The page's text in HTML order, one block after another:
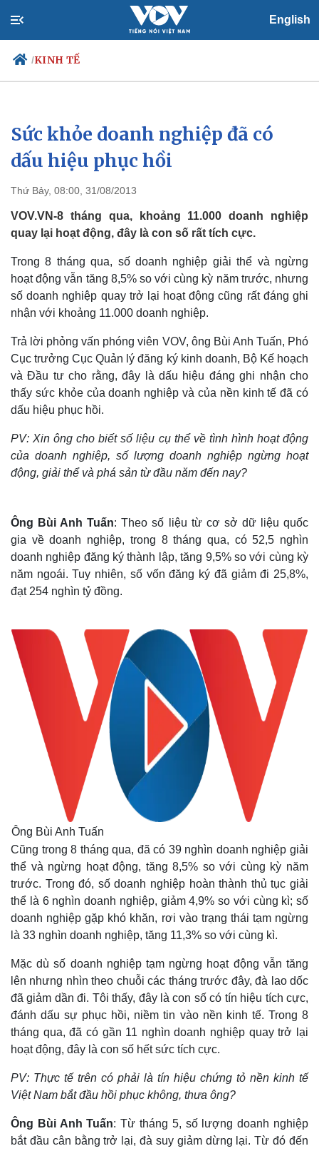
English
/KINH TẾ
Chính trị
Đảng
Tổ chức nhân sự
Nhận diện sự thật
Xã hội
Việc làm
Biển đảo
Sức khỏe doanh nghiệp đã có
dấu hiệu phục hồi
Thứ Bảy, 08:00, 31/08/2013
VOV.VN-8 tháng qua, khoảng 11.000 doanh nghiệp
quay lại hoạt động, đây là con số rất tích cực.
Trong 8 tháng qua, số doanh nghiệp giải thể và ngừng
hoạt động vẫn tăng 8,5% so với cùng kỳ năm trước, nhưng
số doanh nghiệp quay trở lại hoạt động cũng rất đáng ghi
nhận với khoảng 11.000 doanh nghiệp.
Trả lời phỏng vấn phóng viên VOV, ông Bùi Anh Tuấn, Phó
Cục trưởng Cục Quản lý đăng ký kinh doanh, Bộ Kế hoạch
và Đầu tư cho rằng, đây là dấu hiệu đáng ghi nhận cho
thấy sức khỏe của doanh nghiệp và của nền kinh tế đã có
dấu hiệu phục hồi.
PV: Xin ông cho biết số liệu cụ thể về tình hình hoạt động
của doanh nghiệp, số lượng doanh nghiệp ngừng hoạt
động, giải thể và phá sản từ đầu năm đến nay?
Ông Bùi Anh Tuấn: Theo số liệu từ cơ sở dữ liệu quốc
gia về doanh nghiệp, trong 8 tháng qua, có 52,5 nghìn
doanh nghiệp đăng ký thành lập, tăng 9,5% so với cùng kỳ
năm ngoái. Tuy nhiên, số vốn đăng ký đã giảm đi 25,8%,
đạt 254 nghìn tỷ đồng.
Ông Bùi Anh Tuấn
Cũng trong 8 tháng qua, đã có 39 nghìn doanh nghiệp giải
thể và ngừng hoạt động, tăng 8,5% so với cùng kỳ năm
trước. Trong đó, số doanh nghiệp hoàn thành thủ tục giải
thể là 6 nghìn doanh nghiệp, giảm 4,9% so với cùng kì; số
doanh nghiệp gặp khó khăn, rơi vào trạng thái tạm ngừng
là 33 nghìn doanh nghiệp, tăng 11,3% so với cùng kì.
Mặc dù số doanh nghiệp tạm ngừng hoạt động vẫn tăng
lên nhưng nhìn theo chuỗi các tháng trước đây, đà lao dốc
đã giảm dần đi. Tôi thấy, đây là con số có tín hiệu tích cực,
đánh dấu sự phục hồi, niềm tin vào nền kinh tế. Trong 8
tháng qua, đã có gần 11 nghìn doanh nghiệp quay trở lại
hoạt động, đây là con số hết sức tích cực.
PV: Thực tế trên có phải là tín hiệu chứng tỏ nền kinh tế
Việt Nam bắt đầu hồi phục không, thưa ông?
Ông Bùi Anh Tuấn: Từ tháng 5, số lượng doanh nghiệp
bắt đầu cân bằng trở lại, đà suy giảm dừng lại. Từ đó đến